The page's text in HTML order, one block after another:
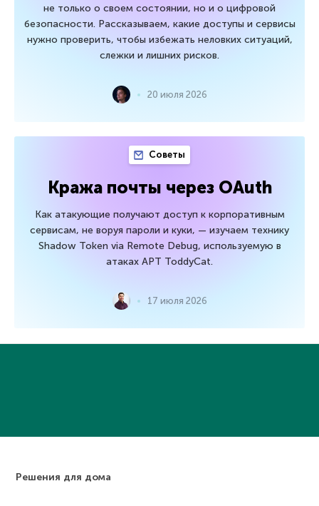
не только о своем состоянии, но и о цифровой
безопасности. Рассказываем, какие доступы и сервисы
нужно проверить, чтобы избежать неловких ситуаций,
слежки и лишних рисков.
20 июля 2026
Советы
Кража почты через OAuth
Как атакующие получают доступ к корпоративным
сервисам, не воруя пароли и куки, — изучаем технику
Shadow Token via Remote Debug, используемую в
атаках APT ToddyCat.
17 июля 2026
Решения для дома